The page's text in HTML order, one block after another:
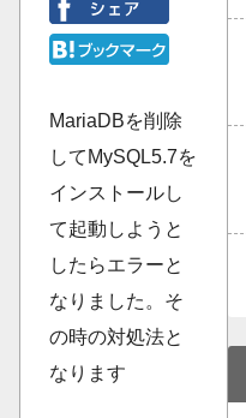
MariaDBを削除
してMySQL5.7を
インストールし
て起動しようと
したらエラーと
なりました。そ
の時の対処法と
なります